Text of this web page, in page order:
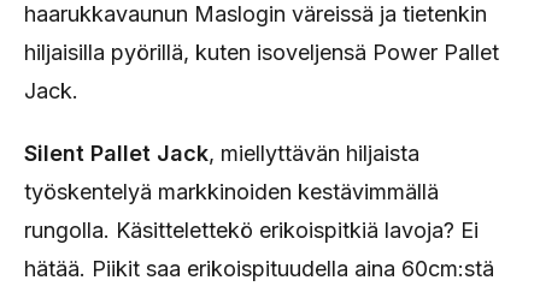
haarukkavaunun Maslogin väreissä ja tietenkin
hiljaisilla pyörillä, kuten isoveljensä Power Pallet
Jack.
Silent Pallet Jack, miellyttävän hiljaista
työskentelyä markkinoiden kestävimmällä
rungolla. Käsittelettekö erikoispitkiä lavoja? Ei
hätää. Piikit saa erikoispituudella aina 60cm:stä